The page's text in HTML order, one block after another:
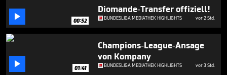
 00:52
Diomande-Transfer offiziell!
BUNDESLIGA MEDIATHEK HIGHLIGHTS vor 2 Std.
 01:41
Champions-League-Ansage
von Kompany
BUNDESLIGA MEDIATHEK HIGHLIGHTS vor 3 Std.